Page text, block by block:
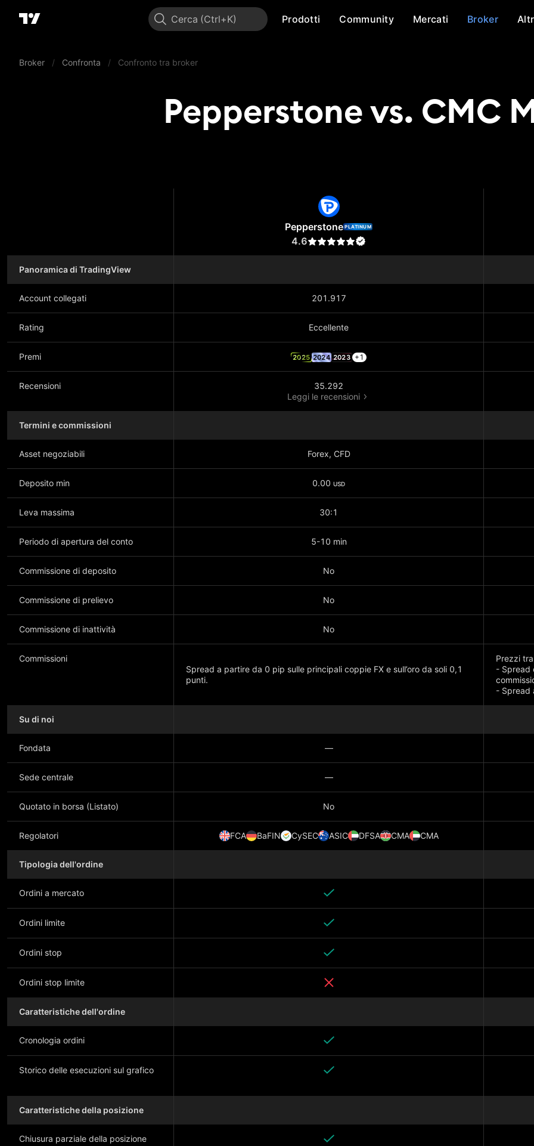
Cerca Prodotti Community Mercati Broker
Broker / Confronta / Confronto tra broker
Pepperstone vs. CMC
Pepperstone PLATINUM
4.6
Panoramica di TradingView
Account collegati 201.917
Rating Eccellente
Premi 2025 2024 2023 +1
Recensioni
35.292
Leggi le recensioni
Termini e commissioni
Asset negoziabili Forex, CFD
Deposito min 0.00 USD
Leva massima 30:1
Periodo di apertura del conto 5-10 min
Commissione di deposito No
Commissione di prelievo No
Commissione di inattività No
Commissioni
Spread a partire da 0 pip sulle principali coppie FX e sull’oro da soli 0,1
punti.
Prezzi
- Spread
- Spread
Su di noi
Fondata —
Sede centrale —
Quotato in borsa (Listato) No
Regolatori FCA BaFIN CySEC ASIC DFSA CMA CMA
Tipologia dell'ordine
Ordini a mercato
Ordini limite
Ordini stop
Ordini stop limite
Caratteristiche dell'ordine
Cronologia ordini
Storico delle esecuzioni sul grafico
Caratteristiche della posizione
Chiusura parziale della posizione